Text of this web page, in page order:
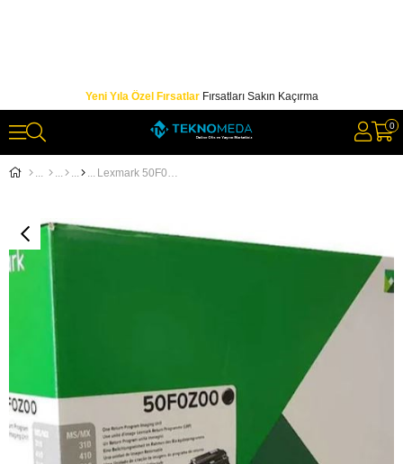
Yeni Yıla Özel FırsatlarFırsatları Sakın Kaçırma
0
Lexmark 50F0Z00 (500Z) 60.000 Sayfa Drum MS310-312-315-317-410-415-417-510-610 MX317-410-510-511-611